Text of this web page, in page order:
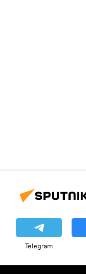
Telegram